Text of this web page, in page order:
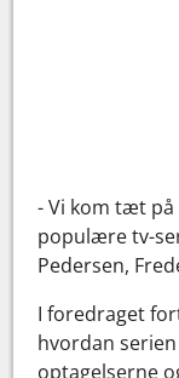
- Vi kom tæt på
populære tv-
Pedersen,
I foredraget
hvordan
optagelserne